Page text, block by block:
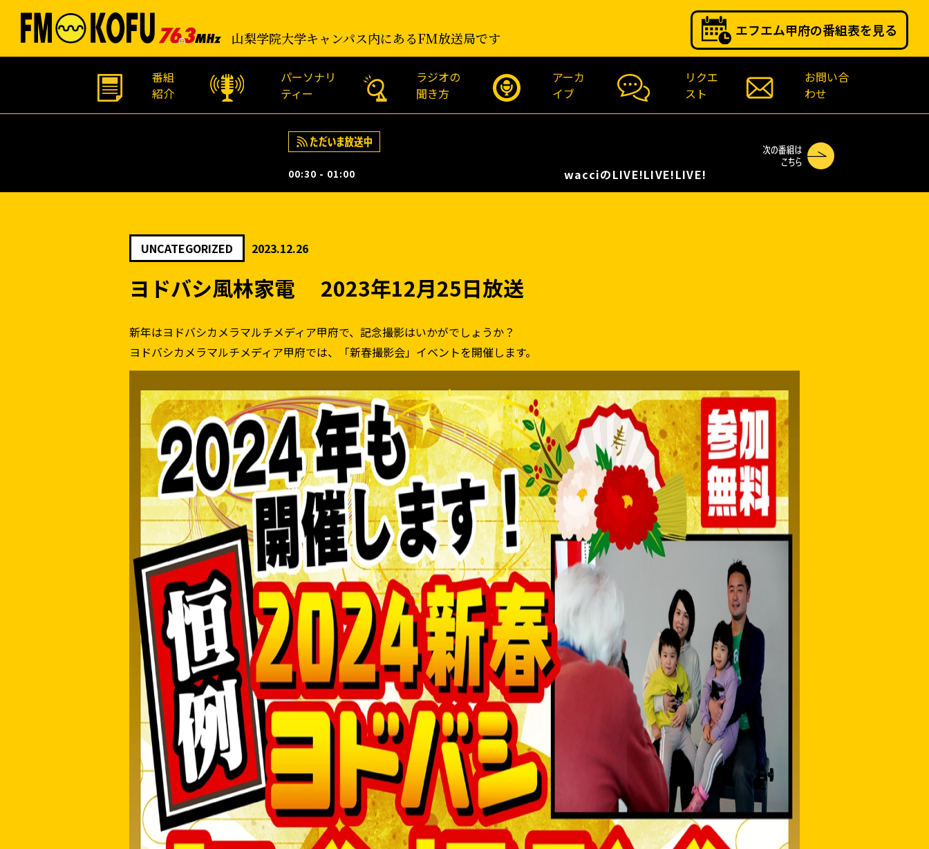
山梨学院大学キャンパス内にあるFM放送局です エフエム甲府の番組表を見る
番組
紹介
パーソナリ
ティー
ラジオの
聞き方
アーカ
イブ
リクエ
スト
お問い合
わせ
00:30 - 01:00 wacciのLIVE!LIVE!LIVE!
UNCATEGORIZED 2023.12.26
ヨドバシ風林家電 2023年12月25日放送
新年はヨドバシカメラマルチメディア甲府で、記念撮影はいかがでしょうか？
ヨドバシカメラマルチメディア甲府では、「新春撮影会」イベントを開催します。